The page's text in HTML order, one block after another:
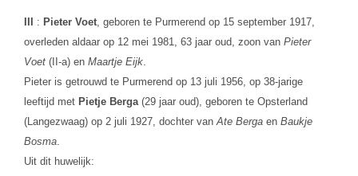
: Pieter Voet, geboren te Purmerend op 15 september 1917,
overleden aldaar op 12 mei 1981, 63 jaar oud, zoon van Pieter
Voet(II-a) en Maartje Eijk.
Pieter is getrouwd te Purmerend op 13 juli 1956, op 38-jarige
leeftijd met Pietje Berga(29 jaar oud), geboren te Opsterland
(Langezwaag) op 2 juli 1927, dochter van Ate Bergaen Baukje
Bosma.
Uit dit huwelijk: